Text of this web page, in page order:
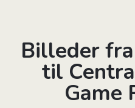
Billeder
til
Game